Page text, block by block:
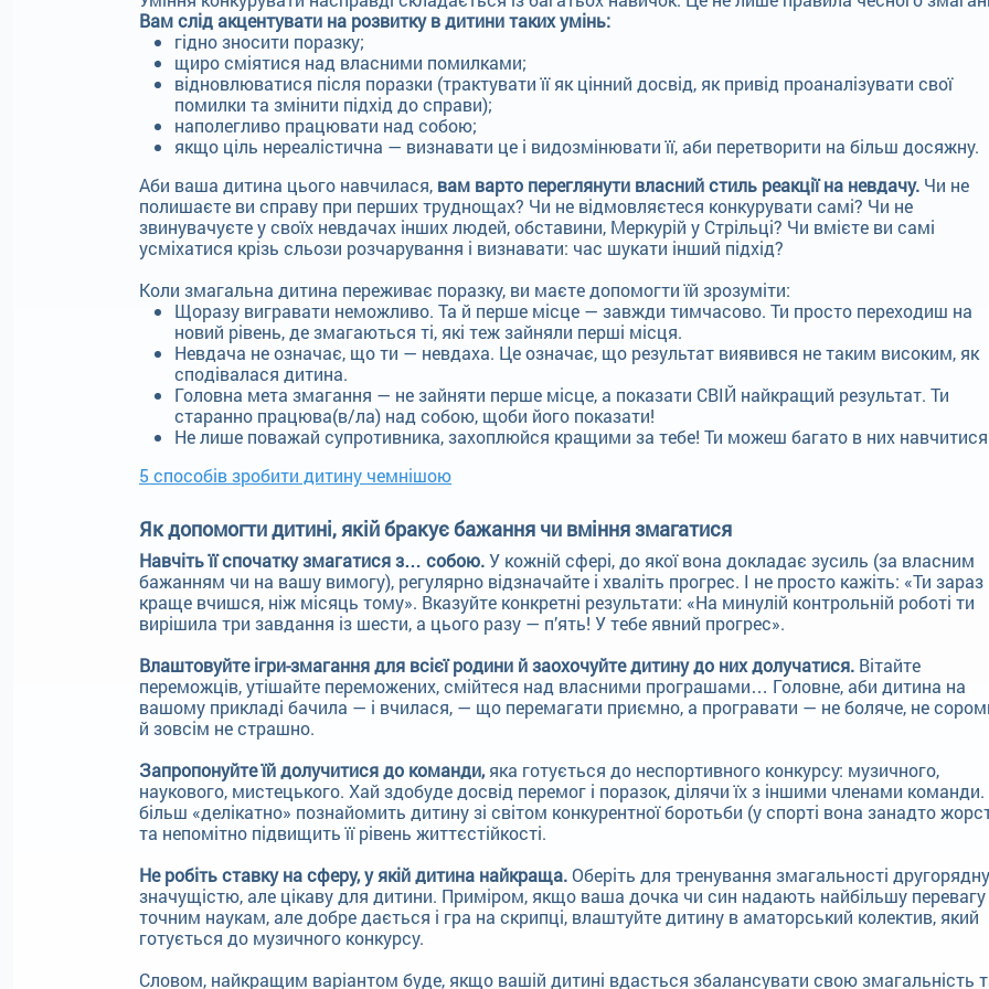
Вам слід акцентувати на розвитку в дитини таких умінь:
гідно зносити поразку;
щиро сміятися над власними помилками;
відновлюватися після поразки (трактувати її як цінний досвід, як привід проаналізувати свої
помилки та змінити підхід до справи);
наполегливо працювати над собою;
якщо ціль нереалістична — визнавати це і видозмінювати її, аби перетворити на більш досяжну.
Аби ваша дитина цього навчилася, вам варто переглянути власний стиль реакції на невдачу. Чи не
полишаєте ви справу при перших труднощах? Чи не відмовляєтеся конкурувати самі? Чи не
звинувачуєте у своїх невдачах інших людей, обставини, Меркурій у Стрільці? Чи вмієте ви самі
усміхатися крізь сльози розчарування і визнавати: час шукати інший підхід?
Коли змагальна дитина переживає поразку, ви маєте допомогти їй зрозуміти:
Щоразу вигравати неможливо. Та й перше місце — завжди тимчасово. Ти просто переходиш на
новий рівень, де змагаються ті, які теж зайняли перші місця.
Невдача не означає, що ти — невдаха. Це означає, що результат виявився не таким високим, як
сподівалася дитина.
Головна мета змагання — не зайняти перше місце, а показати СВІЙ найкращий результат. Ти
старанно працюва(в/ла) над собою, щоби його показати!
Не лише поважай супротивника, захоплюйся кращими за тебе! Ти можеш багато в них
5 способів зробити дитину чемнішою
Як допомогти дитині, якій бракує бажання чи вміння змагатися
Навчіть її спочатку змагатися з… собою.У кожній сфері, до якої вона докладає зусиль (за власним
бажанням чи на вашу вимогу), регулярно відзначайте і хваліть прогрес. І не просто кажіть: «Ти зараз
краще вчишся, ніж місяць тому». Вказуйте конкретні результати: «На минулій контрольній роботі ти
вирішила три завдання із шести, а цього разу — п’ять! У тебе явний прогрес».
Влаштовуйте ігри-змагання для всієї родини й заохочуйте дитину до них долучатися. Вітайте
переможців, утішайте переможених, смійтеся над власними програшами… Головне, аби дитина на
вашому прикладі бачила — і вчилася, — що перемагати приємно, а програвати — не боляче, не
й зовсім не страшно.
Запропонуйте їй долучитися до команди,яка готується до неспортивного конкурсу: музичного,
наукового, мистецького. Хай здобуде досвід перемог і поразок, ділячи їх з іншими членами
більш «делікатно» познайомить дитину зі світом конкурентної боротьби (у спорті вона занадто
та непомітно підвищить її рівень життєстійкості.
Не робіть ставку на сферу, у якій дитина найкраща. Оберіть для тренування змагальності
значущістю, але цікаву для дитини. Приміром, якщо ваша дочка чи син надають найбільшу перевагу
точним наукам, але добре дається і гра на скрипці, влаштуйте дитину в аматорський колектив, який
готується до музичного конкурсу.
Словом, найкращим варіантом буде, якщо вашій дитині вдасться збалансувати свою змагальність